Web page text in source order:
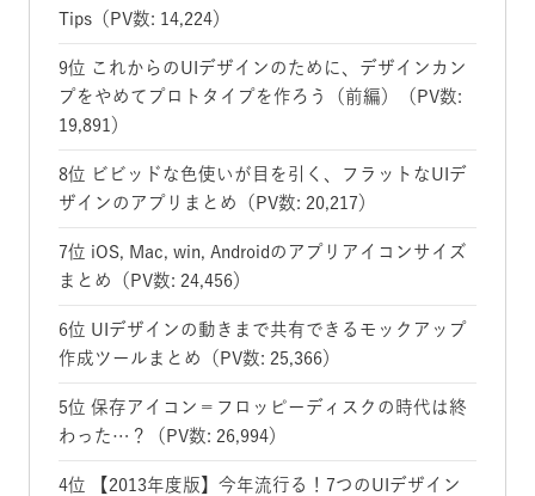
Tips（PV数: 14,224）
9位 これからのUIデザインのために、デザインカン
プをやめてプロトタイプを作ろう（前編）（PV数:
19,891）
8位 ビビッドな色使いが目を引く、フラットなUIデ
ザインのアプリまとめ（PV数: 20,217）
7位 iOS, Mac, win, Androidのアプリアイコンサイズ
まとめ（PV数: 24,456）
6位 UIデザインの動きまで共有できるモックアップ
作成ツールまとめ（PV数: 25,366）
5位 保存アイコン＝フロッピーディスクの時代は終
わった…？（PV数: 26,994）
4位 【2013年度版】今年流行る！7つのUIデザイン